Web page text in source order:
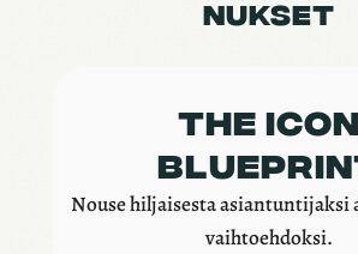
NUK­SET
THE ICON
Nouse hiljai­sesta asian­tun­ti­jaksi
vaih­toeh­doksi.